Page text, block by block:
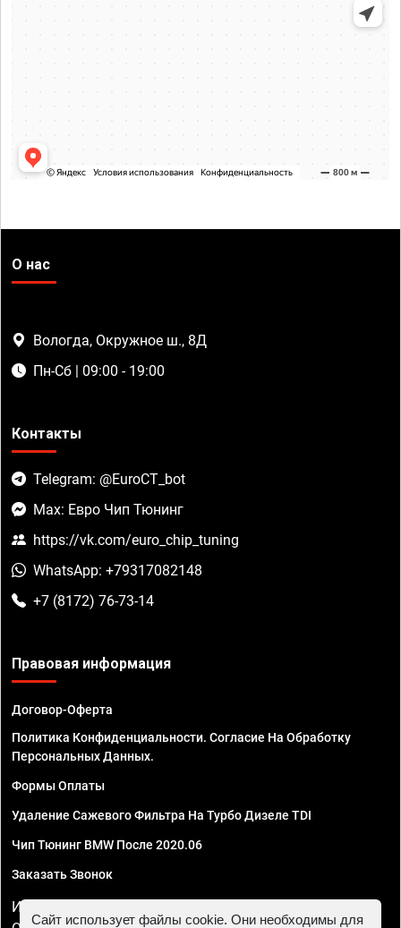
О нас
Вологда, Окружное ш., 8Д
Пн-Сб | 09:00 - 19:00
Контакты
Telegram: @EuroCT_bot
Max: Евро Чип Тюнинг
https://vk.com/euro_chip_tuning
WhatsApp: +79317082148
+7 (8172) 76-73-14
Правовая информация
Договор-Оферта
Политика Конфиденциальности. Согласие На Обработку
Персональных Данных.
Формы Оплаты
Удаление Сажевого Фильтра На Турбо Дизеле TDI
Чип Тюнинг BMW После 2020.06
Заказать Звонок
ИП Смирнов Георгий Павлович. ИНН 781302555843,
Сайт использует файлы cookie. Они необходимы для